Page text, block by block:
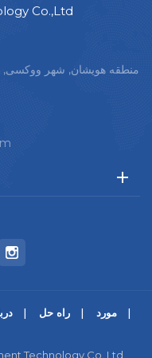
ایمن و بدون
درجه و ترکیب
Co.,Ltd
راه حل
مورد